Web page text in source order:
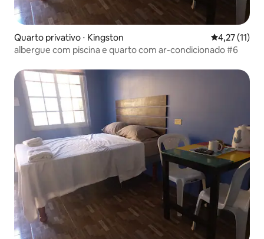
Quarto privativo ⋅ Kingston 4,27 de uma
4,27 (11)
albergue com piscina e quarto com ar-condicionado #6